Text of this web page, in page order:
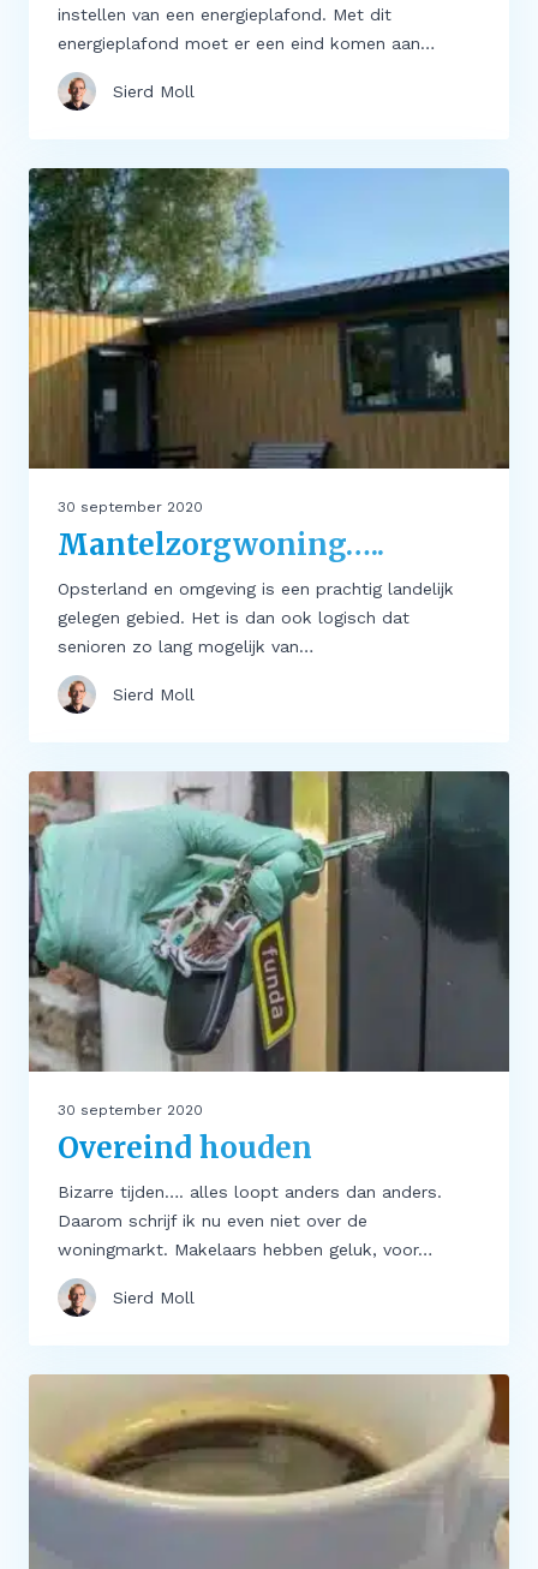
instellen van een energieplafond. Met dit
energieplafond moet er een eind komen aan…
Sierd Moll
30 september 2020
Mantelzorgwoning…..
Opsterland en omgeving is een prachtig landelijk
gelegen gebied. Het is dan ook logisch dat
senioren zo lang mogelijk van…
Sierd Moll
30 september 2020
Overeind houden
Bizarre tijden…. alles loopt anders dan anders.
Daarom schrijf ik nu even niet over de
woningmarkt. Makelaars hebben geluk, voor…
Sierd Moll